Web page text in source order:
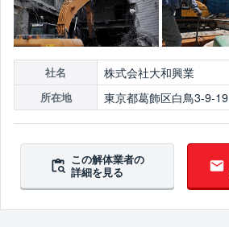
社名 株式会社大和興業
所在地 東京都葛飾区白鳥3-9-19
この解体業者の
詳細を見る